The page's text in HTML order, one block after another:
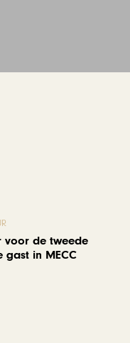
voor de tweede
gast in MECC